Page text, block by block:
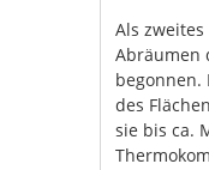
Als
Abräumen
begonnen.
des
sie bis ca.